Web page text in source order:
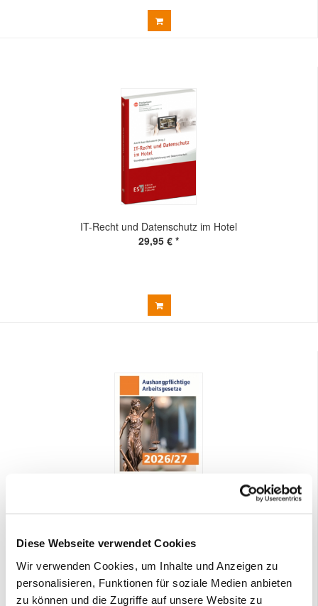
Diese Webseite verwendet Cookies
Wir verwenden Cookies, um Inhalte und Anzeigen zu
personalisieren, Funktionen für soziale Medien anbieten
zu können und die Zugriffe auf unsere Website zu
IT-Recht und Datenschutz im Hotel
29,95 € *
Preis DEHOGA-Mitglieder: